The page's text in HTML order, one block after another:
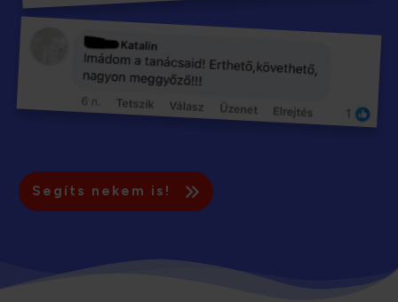
Segíts nekem is!